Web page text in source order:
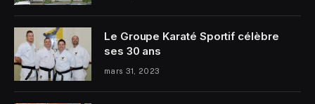
Le Groupe Karaté Sportif célèbre
ses 30 ans
mars 31, 2023